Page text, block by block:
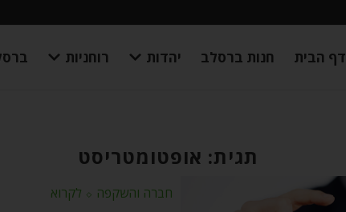
דף הבית חנות ברסלב יהדות רוחניות
תגית: אופטומטריסט
חברה והשקפה ⬦ לקרוא